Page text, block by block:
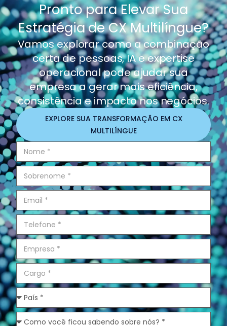
Pronto para Elevar Sua
Estratégia de CX Multilíngue?
Vamos explorar como a combinação
certa de pessoas, IA e expertise
operacional pode ajudar sua
empresa a gerar mais eficiência,
consistência e impacto nos negócios.
EXPLORE SUA TRANSFORMAÇÃO EM CX
MULTILÍNGUE